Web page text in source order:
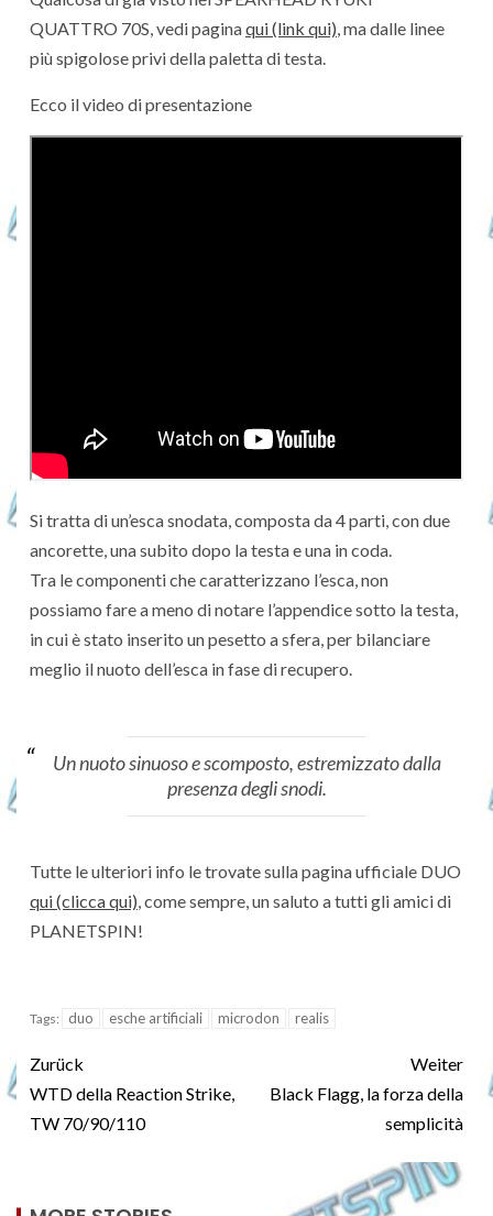
QUATTRO 70S, vedi paginaqui (link qui) , ma dalle linee
più spigolose privi della paletta di testa.
Ecco il video di presentazione
Si tratta di un’esca snodata, composta da 4 parti, con due
ancorette, una subito dopo la testa e una in coda.
Tra le componenti che caratterizzano l’esca, non
possiamo fare a meno di notare l’appendice sotto la testa,
in cui è stato inserito un pesetto a sfera, per bilanciare
meglio il nuoto dell’esca in fase di recupero.
Un nuoto sinuoso e scomposto, estremizzato dalla
presenza degli snodi.
Tutte le ulteriori info le trovate sulla pagina ufficiale DUO
qui (clicca qui) , come sempre, un saluto a tutti gli amici di
PLANETSPIN!
Tags: duo esche artificiali microdon realis
Zurück
WTD della Reaction Strike,
TW 70/90/110
Weiter
Black Flagg, la forza della
semplicità